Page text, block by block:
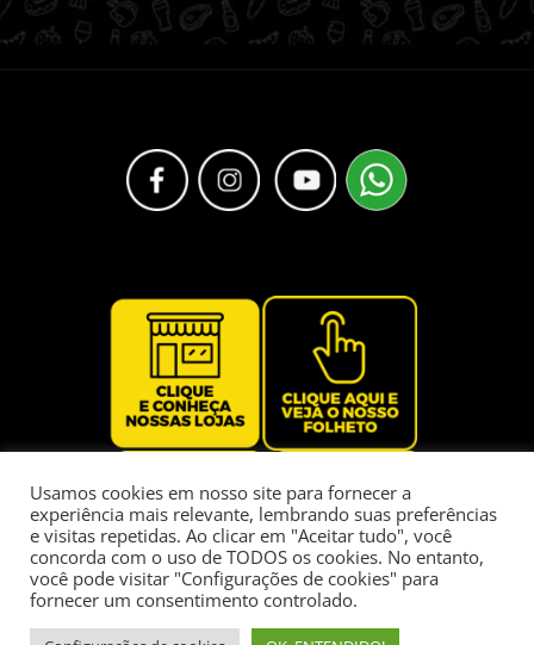
Usamos cookies em nosso site para fornecer a
experiência mais relevante, lembrando suas preferências
e visitas repetidas. Ao clicar em "Aceitar tudo", você
concorda com o uso de TODOS os cookies. No entanto,
você pode visitar "Configurações de cookies" para
fornecer um consentimento controlado.